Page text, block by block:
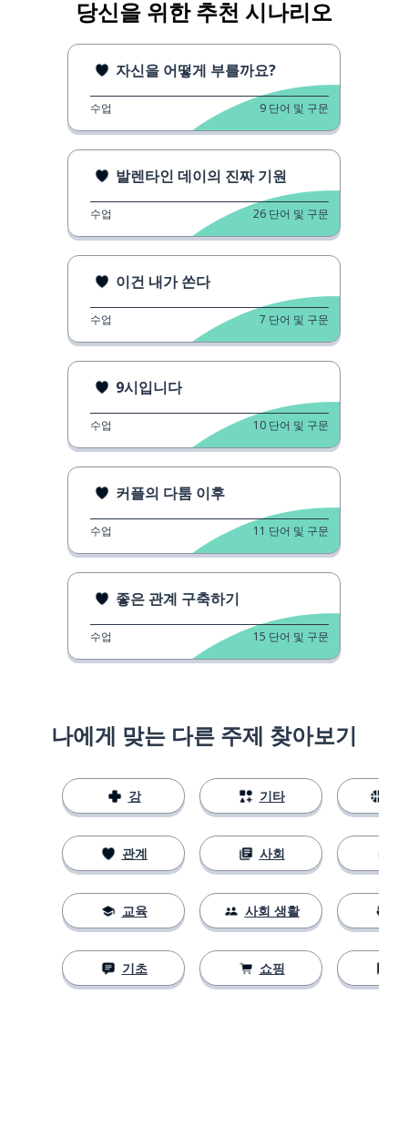
당신을 위한 추천 시나리오
자신을 어떻게 부를까요?
수업 9 단어 및 구문
발렌타인 데이의 진짜 기원
수업 26 단어 및 구문
이건 내가 쏜다
수업 7 단어 및 구문
9시입니다
수업 10 단어 및 구문
커플의 다툼 이후
수업 11 단어 및 구문
좋은 관계 구축하기
수업 15 단어 및 구문
나에게 맞는 다른 주제 찾아보기
강
관계
교육
기초
기타
사회
사회 생활
쇼핑